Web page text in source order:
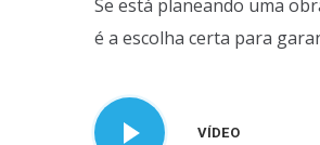
Se está planeando uma
é a escolha certa para
VÍDEO